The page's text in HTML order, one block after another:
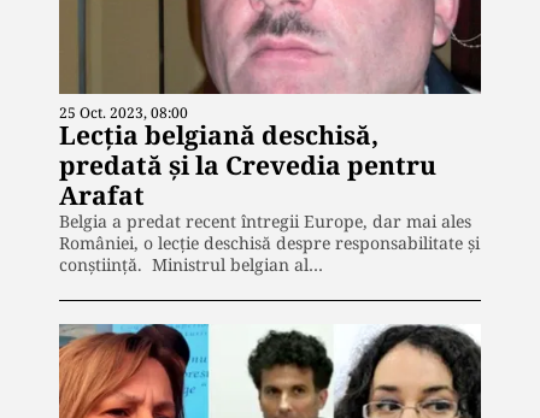
25 Oct. 2023, 08:00
Lecția belgiană deschisă,
predată și la Crevedia pentru
Arafat
Belgia a predat recent întregii Europe, dar mai ales
României, o lecție deschisă despre responsabilitate și
conștiință. Ministrul belgian al…